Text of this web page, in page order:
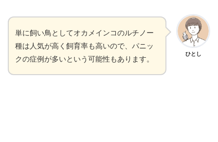
ひとし
単に飼い鳥としてオカメインコのルチノー
種は人気が高く飼育率も高いので、パニッ
クの症例が多いという可能性もあります。